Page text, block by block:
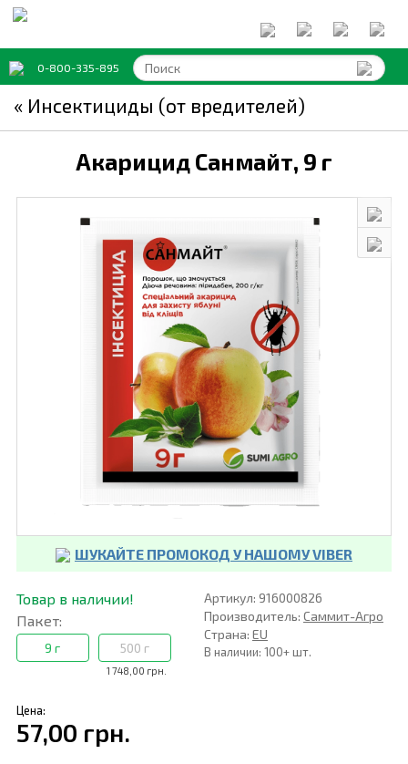
0-800-335-895
« Инсектициды (от вредителей)
Акарицид Санмайт, 9 г
ШУКАЙТЕ ПРОМОКОД У НАШОМУ VIBER
Товар в наличии!
Пакет:
9 г
1 748,00 грн.
500 г
Артикул: 916000826
Производитель: Саммит-Агро
Страна: EU
В наличии: 100+ шт.
Цена:
57,00 грн.